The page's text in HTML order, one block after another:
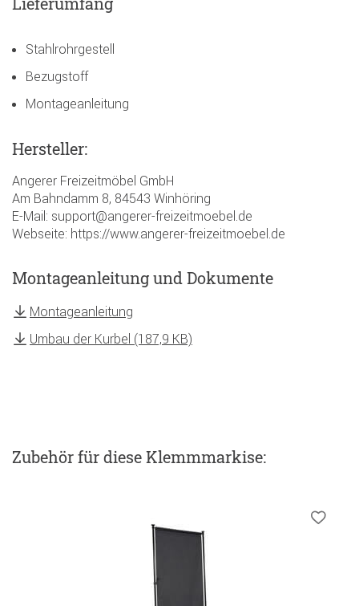
Stahlrohrgestell
Bezugstoff
Montageanleitung
Hersteller:
Angerer Freizeitmöbel GmbH
Am Bahndamm 8, 84543 Winhöring
E-Mail: support@angerer-freizeitmoebel.de
Webseite: https://www.angerer-freizeitmoebel.de
Montageanleitung und Dokumente
Montageanleitung
Umbau der Kurbel (187,9 KB)
Zubehörfür diese Klemmmarkise: